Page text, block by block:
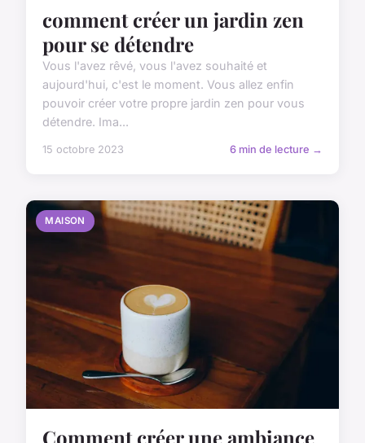
comment créer un jardin zen
pour se détendre
Vous l'avez rêvé, vous l'avez souhaité et
aujourd'hui, c'est le moment. Vous allez enfin
pouvoir créer votre propre jardin zen pour vous
détendre. Ima...
15 octobre 2023 6 min de lecture →
MAISON
Comment créer une ambiance